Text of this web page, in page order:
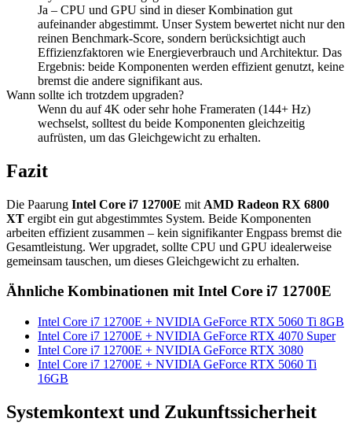
Ja – CPU und GPU sind in dieser Kombination gut
aufeinander abgestimmt. Unser System bewertet nicht nur den
reinen Benchmark-Score, sondern berücksichtigt auch
Effizienzfaktoren wie Energieverbrauch und Architektur. Das
Ergebnis: beide Komponenten werden effizient genutzt, keine
bremst die andere signifikant aus.
Wann sollte ich trotzdem upgraden?
Wenn du auf 4K oder sehr hohe Frameraten (144+ Hz)
wechselst, solltest du beide Komponenten gleichzeitig
aufrüsten, um das Gleichgewicht zu erhalten.
Fazit
Die Paarung Intel Core i7 12700E mit AMD Radeon RX 6800
XT ergibt ein gut abgestimmtes System. Beide Komponenten
arbeiten effizient zusammen – kein signifikanter Engpass bremst die
Gesamtleistung. Wer upgradet, sollte CPU und GPU idealerweise
gemeinsam tauschen, um dieses Gleichgewicht zu erhalten.
Ähnliche Kombinationen mit Intel Core i7 12700E
Intel Core i7 12700E + NVIDIA GeForce RTX 5060 Ti 8GB
Intel Core i7 12700E + NVIDIA GeForce RTX 4070 Super
Intel Core i7 12700E + NVIDIA GeForce RTX 3080
Intel Core i7 12700E + NVIDIA GeForce RTX 5060 Ti
16GB
Systemkontext und Zukunftssicherheit